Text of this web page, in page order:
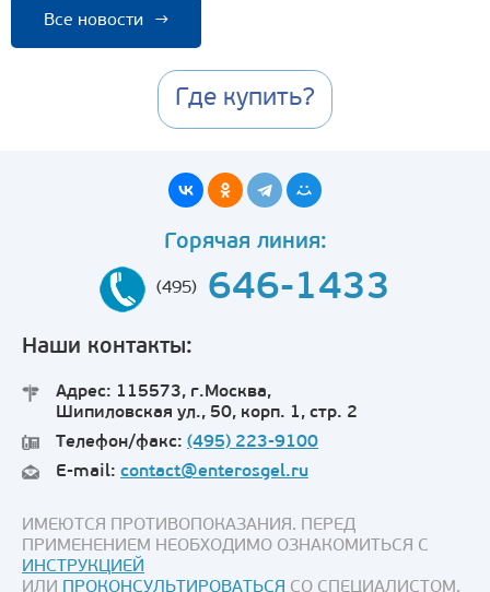
Все новости →
Где купить?
Горячая линия:
(495) 646-1433
Наши контакты:
Адрес: 115573, г.Москва,
Шипиловская ул., 50, корп. 1, стр. 2
Телефон/факс: (495) 223-9100
E-mail: contact@enterosgel.ru
ИМЕЮТСЯ ПРОТИВОПОКАЗАНИЯ. ПЕРЕД
ПРИМЕНЕНИЕМ НЕОБХОДИМО ОЗНАКОМИТЬСЯ С
ИНСТРУКЦИЕЙ
ИЛИ ПРОКОНСУЛЬТИРОВАТЬСЯ СО СПЕЦИАЛИСТОМ.